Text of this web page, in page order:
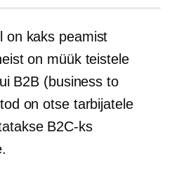
on kaks peamist
on müük teistele
B2B (business to
on otse tarbijatele
B2C-ks